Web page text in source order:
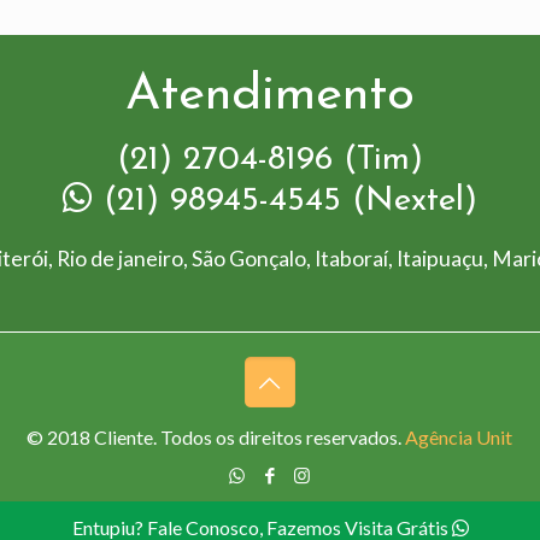
Atendimento
(21) 2704-8196 (Tim)
(21) 98945-4545 (Nextel)
Rio de janeiro, São Gonçalo, Itaboraí, Itaipuaçu,
© 2018 Cliente. Todos os direitos reservados.Agência Unit
Entupiu? Fale Conosco, Fazemos Visita Grátis